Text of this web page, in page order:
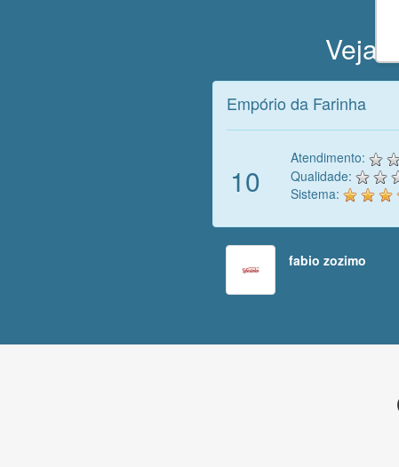
Veja
Empório da Farinha
10
Atendimento:
Qualidade:
Sistema:
fabio zozimo